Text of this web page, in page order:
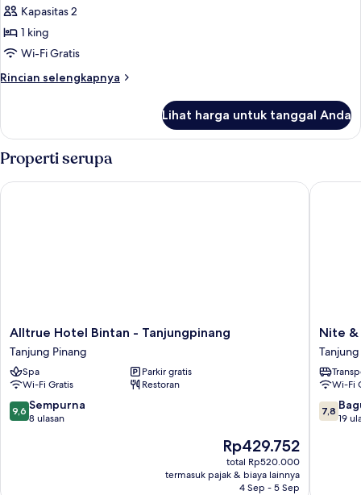
Executive
Premier
Kapasitas 2
1 king
Wi-Fi Gratis
Rincian selengkapnya
Rincian
Executive
Premier
Lihat harga untuk tanggal Anda
Properti serupa
Alltrue
Hotel
Bintan
-
Tanjungpinang
Tanjung
Pinang
Alltrue Hotel Bintan - Tanjungpinang
Tanjung Pinang
Spa
Parkir gratis
Wi-Fi Gratis
Restoran
9.6
dari
9,6 Sempurna
8 ulasan
Harga
sekarang
Rp429.752
Rp429.752
total Rp520.000
termasuk pajak & biaya lainnya
4 Sep - 5 Sep
Alltrue Hotel Bintan - Tanjungpinang
Nite
&
Day
Laguna
Bintan
-
Nite &
Wi-Fi
7.8
dari
7,8
19
Nite &